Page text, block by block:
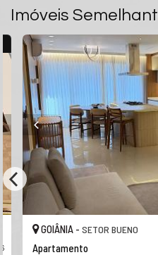
Goiânia /
GO
ver mapa abaixo
Imóveis
GOIÂNIA - SETOR BUENO
Apartamento